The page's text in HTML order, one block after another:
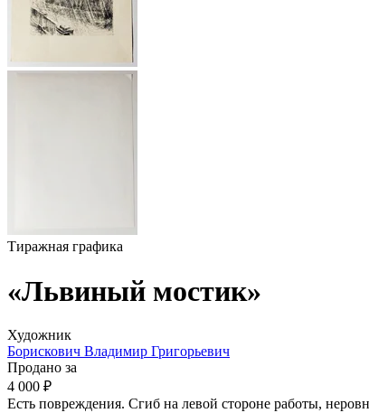
Тиражная графика
«Львиный мостик»
Художник
Борискович Владимир Григорьевич
Продано за
4 000 ₽
Есть повреждения. Сгиб на левой стороне работы,